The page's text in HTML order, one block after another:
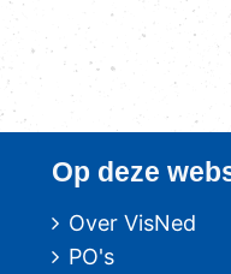
Op deze
Over VisNed
PO's